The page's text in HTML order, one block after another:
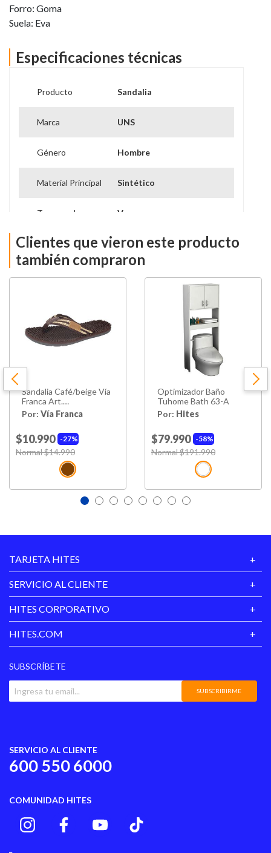
Forro: Goma
Suela: Eva
Especificaciones técnicas
Producto Sandalia
Marca UNS
Género Hombre
Material Principal Sintético
Temporada Verano
Clientes que vieron este producto
también compraron
Sandalia Café/beige Vía
Franca Art.
8no5044coffeebeige
Por: Vía Franca
27%
$10.990
Price reduced from
Normal $14.990
Optimizador Baño
Tuhome Bath 63-A
Por: Hites
58%
$79.990
Price reduced from
Normal $191.990
TARJETA HITES
SERVICIO AL CLIENTE
HITES CORPORATIVO
HITES.COM
SUBSCRÍBETE
SUBSCRIBIRME
SERVICIO AL CLIENTE
600 550 6000
COMUNIDAD HITES